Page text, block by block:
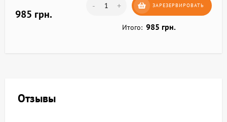
985 грн.
- + ЗАРЕЗЕРВИРОВАТЬ
Итого: 985 грн.
Отзывы